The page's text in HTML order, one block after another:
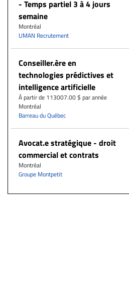
- Temps partiel 3 à 4 jours
semaine
Montréal
UMAN Recrutement
Conseiller.ère en
technologies prédictives et
intelligence artificielle
À partir de 113007.00 $ par année
Montréal
Barreau du Québec
Avocat.e stratégique - droit
commercial et contrats
Montréal
Groupe Montpetit